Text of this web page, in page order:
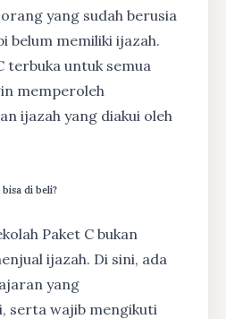
yang sudah berusia
belum memiliki ijazah.
terbuka untuk semua
memperoleh
ijazah yang diakui oleh
di beli?
Paket C bukan
ijazah. Di sini, ada
yang
serta wajib mengikuti